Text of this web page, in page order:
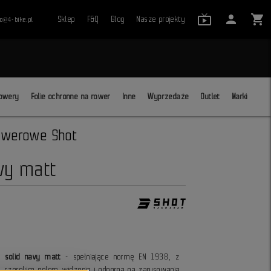
bike.pl Sklep F&Q Blog Nasze projekty live_tv_24
person shopping_cart
Folie ochronne na rower Inne Wyprzedaże Outlet Marki
Shot
matt
solid navy matt - spełniające normę EN 1938, z
szerokim polem widzenia i odporną na zarysowania